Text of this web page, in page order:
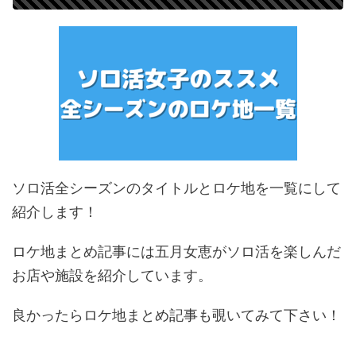
ソロ活全シーズンのタイトルとロケ地を一覧にして
紹介します！
ロケ地まとめ記事には五月女恵がソロ活を楽しんだ
お店や施設を紹介しています。
良かったらロケ地まとめ記事も覗いてみて下さい！